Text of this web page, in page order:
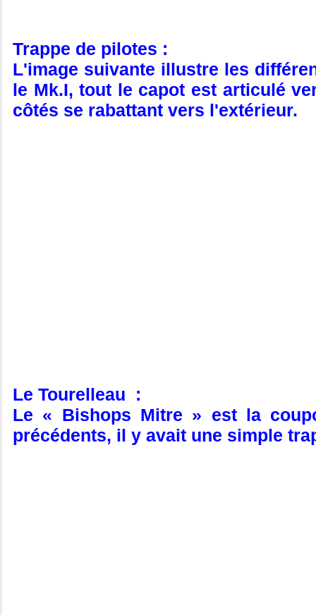
Trappe de pilotes :
L'image suivante illustre les
le Mk.I, tout le capot est articulé
côtés se rabattant vers l'extérieur.
Le Tourelleau :
Le « Bishops Mitre » est la
précédents, il y avait une simple